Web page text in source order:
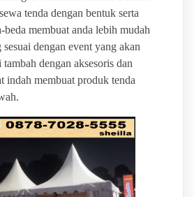
tenda dengan bentuk serta
membuat anda lebih mudah
dengan event yang akan
dengan aksesoris dan
indah membuat produk tenda